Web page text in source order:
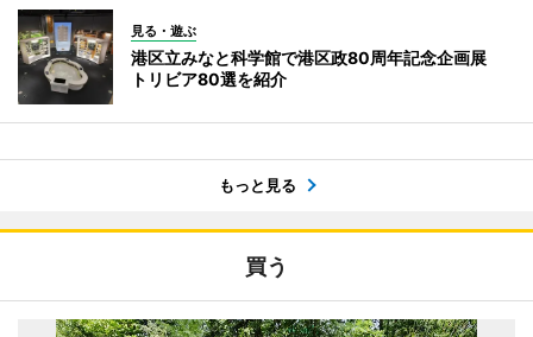
見る・遊ぶ
港区立みなと科学館で港区政80周年記念企画展
トリビア80選を紹介
もっと見る
買う